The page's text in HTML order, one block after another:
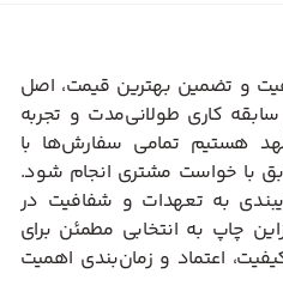
و تضمین بهترین قیمت، اصل
کاری طولانی‌مدت و تجربه
هستیم تمامی سفارش‌ها با
با خواست مشتری انجام شود.
به تعهدات و شفافیت در
چاپ به انتخابی مطمئن برای
اعتماد و زمان‌بندی اهمیت